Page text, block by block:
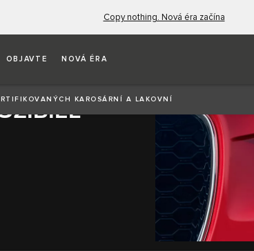
Copy nothing. Nová éra začína
OBJAVTE NOVÁ ÉRA
KAROSÁRNÍ A LAKOVNÍ